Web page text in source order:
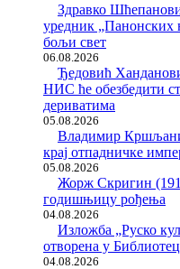
Здравко
уредник „Панонских
бољи свет
06.08.2026
Ђедовић
НИС ће обезбедити
дериватима
05.08.2026
Владимир
крај отпадничке
05.08.2026
Жорж Скригин
годишњицу рођења
04.08.2026
Изложба „Руско
отворена у
04.08.2026